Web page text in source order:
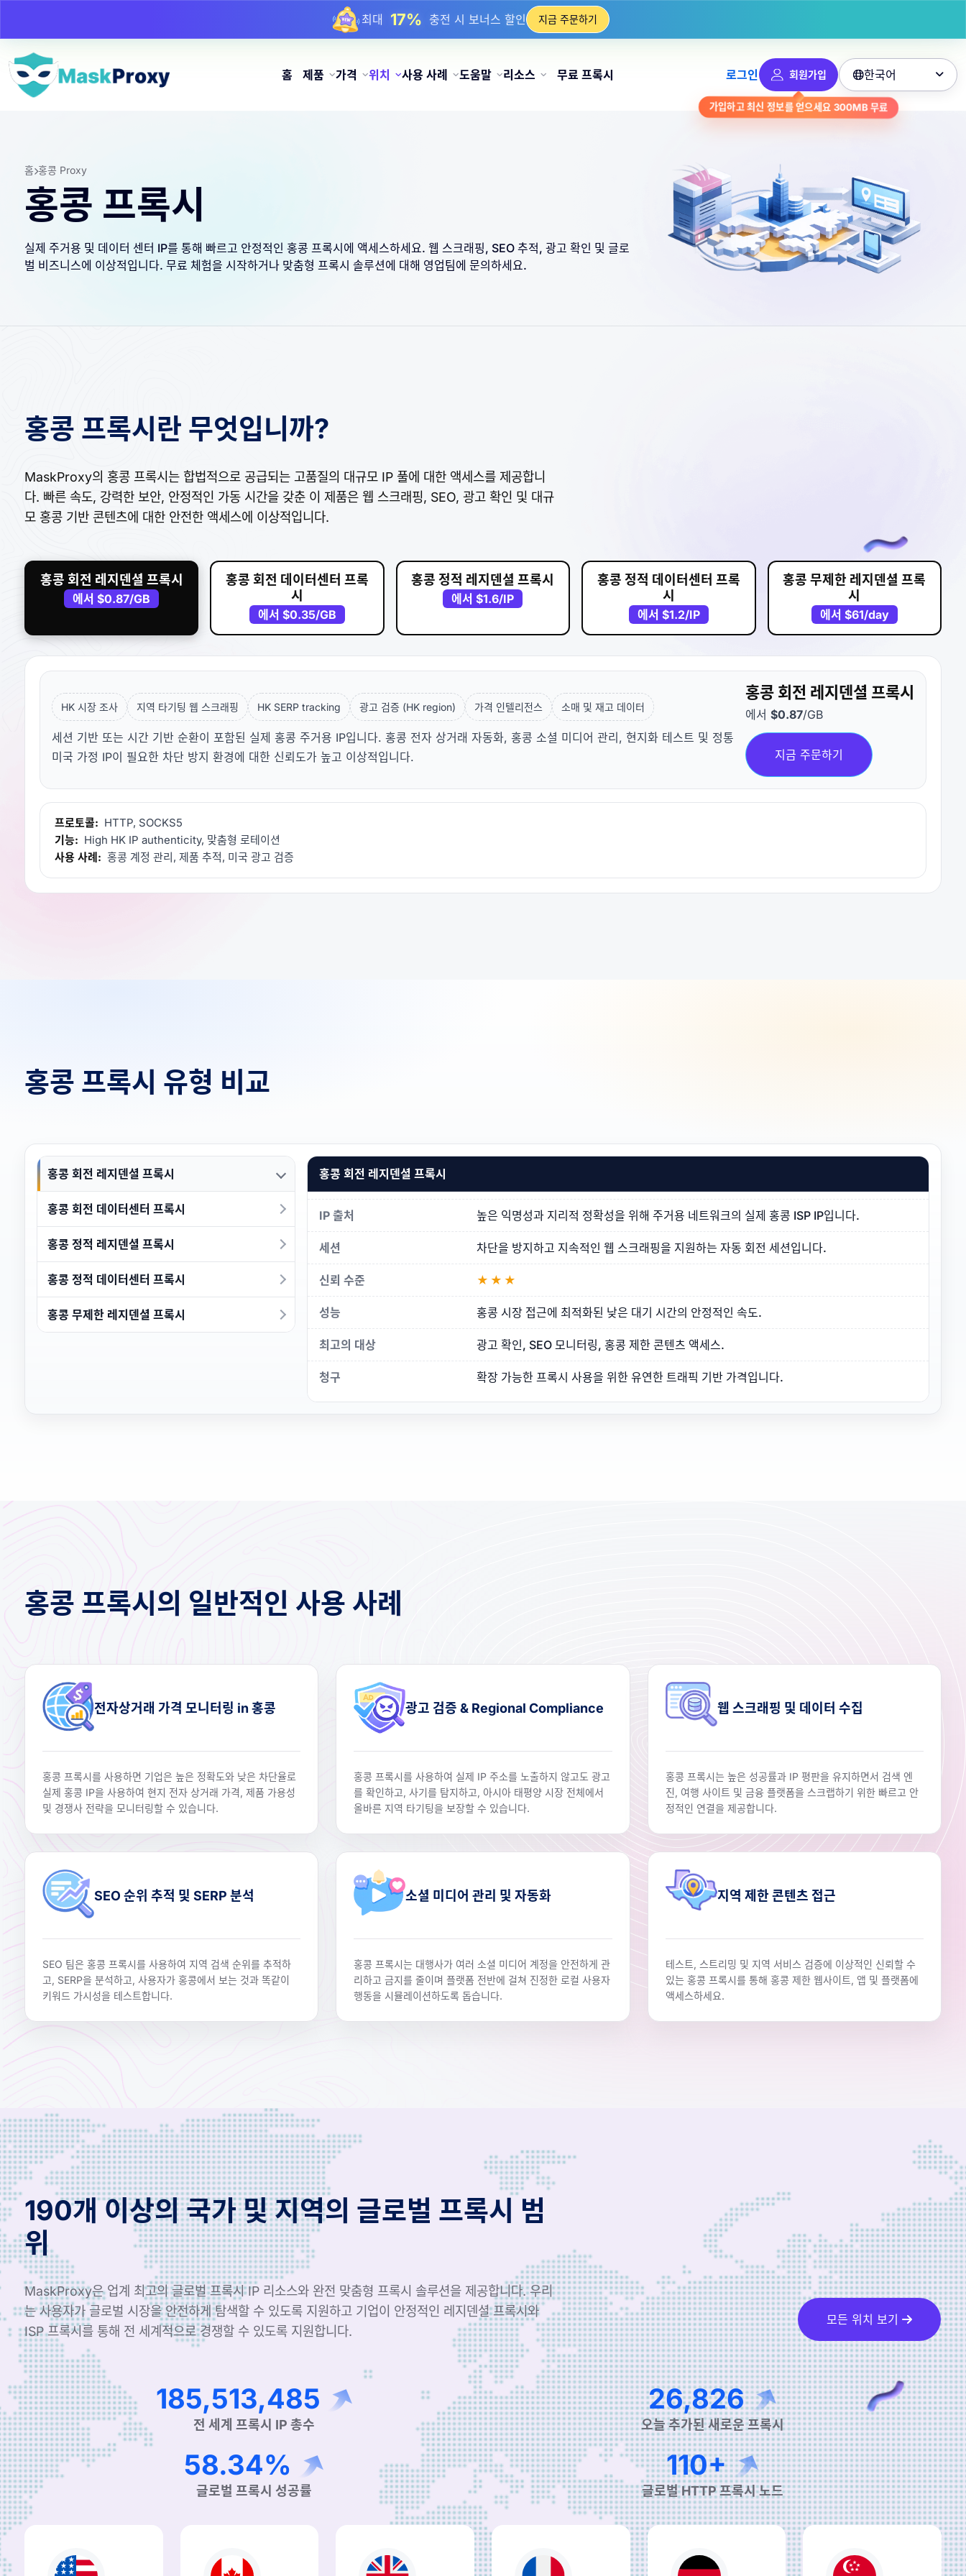
최대 17% 충전 시 보너스 할인
최대25%정적 IP 구매 할인
최대
81% 순환 IP 구매 할인
지금 주문하기
홈 제품 가격 위치 사용 사례 도움말 리소스 무료 프록시 로그인 회원가입
가입하고 최신 정보를 얻으세요 300MB무료
한국어 
홈 홍콩 Proxy
홍콩 프록시
실제 주거용 및 데이터 센터 IP를 통해 빠르고 안정적인 홍콩 프록시에 액세스하세요. 웹 스크래핑, SEO 추적, 광고 확인 및 글로
벌 비즈니스에 이상적입니다. 무료 체험을 시작하거나 맞춤형 프록시 솔루션에 대해 영업팀에 문의하세요.
홍콩 프록시란 무엇입니까?
MaskProxy의 홍콩 프록시는 합법적으로 공급되는 고품질의 대규모 IP 풀에 대한 액세스를 제공합니
다. 빠른 속도, 강력한 보안, 안정적인 가동 시간을 갖춘 이 제품은 웹 스크래핑, SEO, 광고 확인 및 대규
모 홍콩 기반 콘텐츠에 대한 안전한 액세스에 이상적입니다.
홍콩 회전 레지덴셜 프록시
에서$0.87/GB
홍콩 회전 데이터센터 프록
시
에서$0.35/GB
홍콩 정적 레지덴셜 프록시
에서$1.6/IP
홍콩 정적 데이터센터 프록
시
에서 $1.2/IP
홍콩 무제한 레지덴셜 프록
시
에서 $61/day
HK 시장 조사 지역 타기팅 웹 스크래핑 HK SERP tracking 광고 검증 (HK region) 가격 인텔리전스 소매 및 재고 데이터
세션 기반 또는 시간 기반 순환이 포함된 실제 홍콩 주거용 IP입니다. 홍콩 전자 상거래 자동화, 홍콩 소셜 미디어 관리, 현지화 테스트 및 정통
미국 가정 IP이 필요한 차단 방지 환경에 대한 신뢰도가 높고 이상적입니다.
홍콩 회전 레지덴셜 프록시
에서 $0.87/GB
지금 주문하기
프로토콜: HTTP, SOCKS5
기능: High HK IP authenticity, 맞춤형 로테이션
사용 사례: 홍콩 계정 관리, 제품 추적, 미국 광고 검증
홍콩 프록시 유형 비교
홍콩 회전 레지덴셜 프록시
홍콩 회전 데이터센터 프록시
홍콩 정적 레지덴셜 프록시
홍콩 정적 데이터센터 프록시
홍콩 무제한 레지덴셜 프록시
홍콩 회전 레지덴셜 프록시
IP 출처 높은 익명성과 지리적 정확성을 위해 주거용 네트워크의 실제 홍콩 ISP IP입니다.
세션 차단을 방지하고 지속적인 웹 스크래핑을 지원하는 자동 회전 세션입니다.
신뢰 수준 ★★★
성능 홍콩 시장 접근에 최적화된 낮은 대기 시간의 안정적인 속도.
최고의 대상 광고 확인, SEO 모니터링, 홍콩 제한 콘텐츠 액세스.
청구 확장 가능한 프록시 사용을 위한 유연한 트래픽 기반 가격입니다.
홍콩 프록시의 일반적인 사용 사례
전자상거래 가격 모니터링 in 홍콩
홍콩 프록시를 사용하면 기업은 높은 정확도와 낮은 차단율로
실제 홍콩 IP을 사용하여 현지 전자 상거래 가격, 제품 가용성
및 경쟁사 전략을 모니터링할 수 있습니다.
광고 검증 & Regional Compliance
홍콩 프록시를 사용하여 실제 IP 주소를 노출하지 않고도 광고
를 확인하고, 사기를 탐지하고, 아시아 태평양 시장 전체에서
올바른 지역 타기팅을 보장할 수 있습니다.
웹 스크래핑 및 데이터 수집
홍콩 프록시는 높은 성공률과 IP 평판을 유지하면서 검색 엔
진, 여행 사이트 및 금융 플랫폼을 스크랩하기 위한 빠르고 안
정적인 연결을 제공합니다.
SEO 순위 추적 및 SERP 분석
SEO 팀은 홍콩 프록시를 사용하여 지역 검색 순위를 추적하
고, SERP을 분석하고, 사용자가 홍콩에서 보는 것과 똑같이
키워드 가시성을 테스트합니다.
소셜 미디어 관리 및 자동화
홍콩 프록시는 대행사가 여러 소셜 미디어 계정을 안전하게 관
리하고 금지를 줄이며 플랫폼 전반에 걸쳐 진정한 로컬 사용자
행동을 시뮬레이션하도록 돕습니다.
지역 제한 콘텐츠 접근
테스트, 스트리밍 및 지역 서비스 검증에 이상적인 신뢰할 수
있는 홍콩 프록시를 통해 홍콩 제한 웹사이트, 앱 및 플랫폼에
액세스하세요.
190개 이상의 국가 및 지역의 글로벌 프록시 범
위
MaskProxy은 업계 최고의 글로벌 프록시 IP 리소스와 완전 맞춤형 프록시 솔루션을 제공합니다. 우리
는 사용자가 글로벌 시장을 안전하게 탐색할 수 있도록 지원하고 기업이 안정적인 레지덴셜 프록시와
ISP 프록시를 통해 전 세계적으로 경쟁할 수 있도록 지원합니다.
모든 위치 보기
315,192,815
전 세계 프록시 IP 총수
45,579
오늘 추가된 새로운 프록시
99.90%
글로벌 프록시 성공률
190+
글로벌 HTTP 프록시 노드